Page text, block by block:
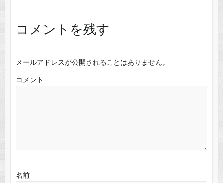
コメントを残す
メールアドレスが公開されることはありません。
コメント
名前